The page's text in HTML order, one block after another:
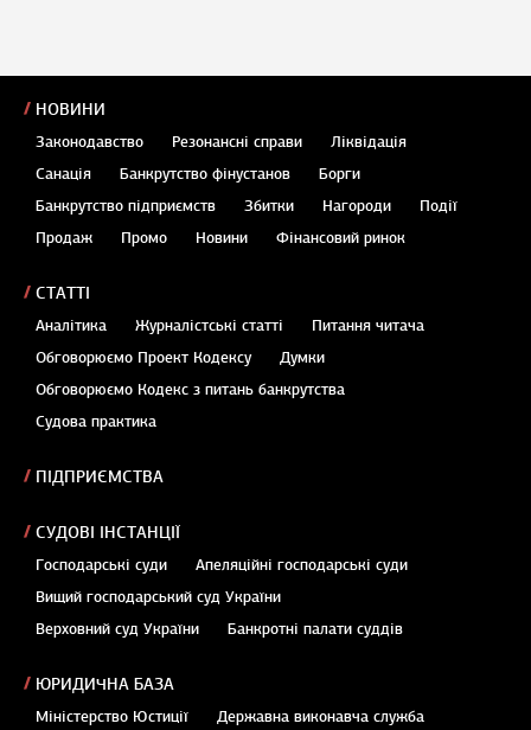
НОВИНИ
Законодавство Резонансні справи
Ліквідація
Санація
Банкрутство фінустанов
Борги
Банкрутство підприємств
Збитки Нагороди
Події
Продаж
Промо Новини Фінансовий ринок
СТАТТІ
Аналітика Журналістські статті
Питання читача
Обговорюємо Проект Кодексу
Думки
Обговорюємо Кодекс з питань банкрутства
Судова практика
ПІДПРИЄМСТВА
СУДОВІ ІНСТАНЦІЇ
Господарські суди
Апеляційні господарські суди
Вищий господарський суд України
Верховний суд України
Банкротні палати суддів
ЮРИДИЧНА БАЗА
Міністерство Юстиції Державна виконавча служба